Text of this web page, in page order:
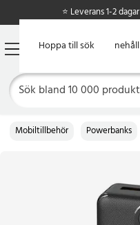
Hoppa till huvudinnehåll
Hoppa till sök
⭐ Leverans 1-2 dagar
Mobiltillbehör Powerbanks